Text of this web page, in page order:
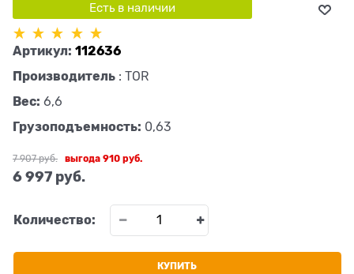
Есть в наличии
Артикул: 112636
Производитель : TOR
Вес: 6,6
Грузоподъемность: 0,63
7 907 руб.
6 997 руб.
выгода910 руб.
Количество:
КУПИТЬ